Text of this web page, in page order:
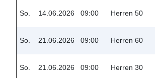
So. 14.06.2026 09:00 Herren 50
So. 21.06.2026 09:00 Herren 60
So. 21.06.2026 09:00 Herren 30